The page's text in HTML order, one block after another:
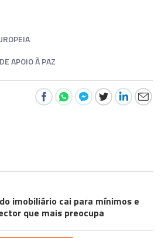
APOIO À PAZ
imobiliário cai para mínimos e
que mais preocupa